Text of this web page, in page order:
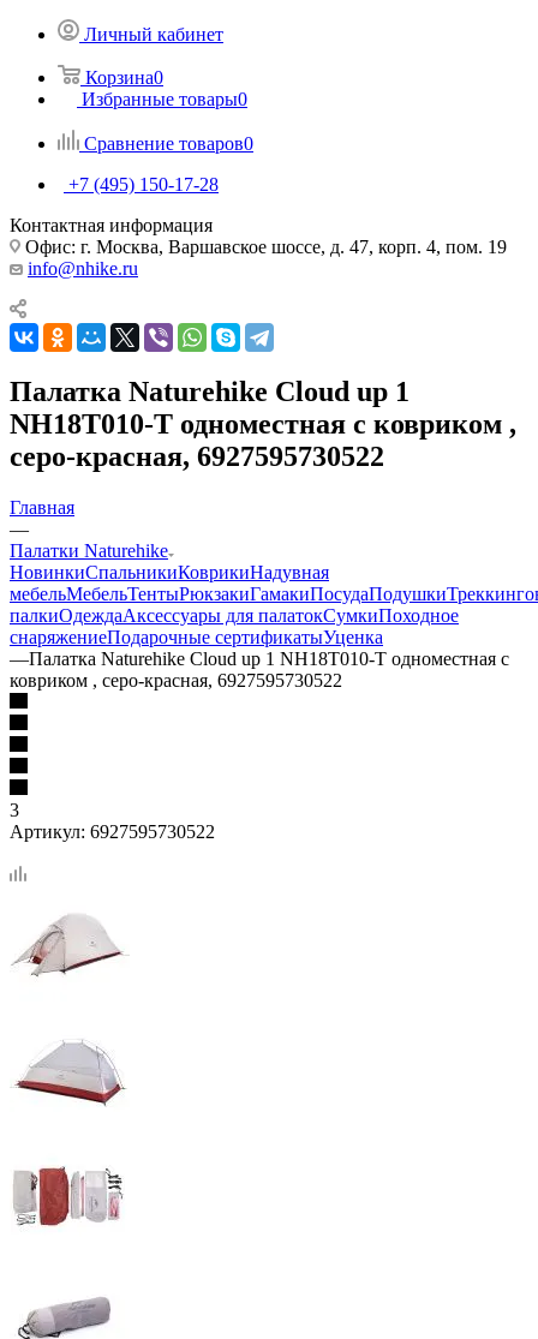
Личный кабинет
Корзина0
Избранные товары0
Сравнение товаров0
+7 (495) 150-17-28
Контактная информация
Офис: г. Москва, Варшавское шоссе, д. 47, корп. 4, пом. 19
info@nhike.ru
Палатка Naturehike Сloud up 1
NH18T010-T одноместная с ковриком ,
серо-красная, 6927595730522
Главная
—
Палатки Naturehike
НовинкиСпальникиКоврикиНадувная
мебельМебельТентыРюкзакиГамакиПосудаПодушки
палкиОдеждаАксессуары для палатокСумкиПоходное
снаряжениеПодарочные сертификатыУценка
—Палатка Naturehike Сloud up 1 NH18T010-T одноместная с
ковриком , серо-красная, 6927595730522
3
Артикул: 6927595730522